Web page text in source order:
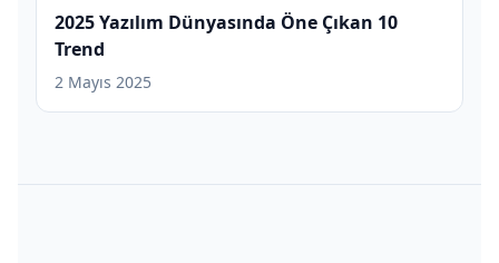
2025 Yazılım Dünyasında Öne Çıkan 10
Trend
2 Mayıs 2025